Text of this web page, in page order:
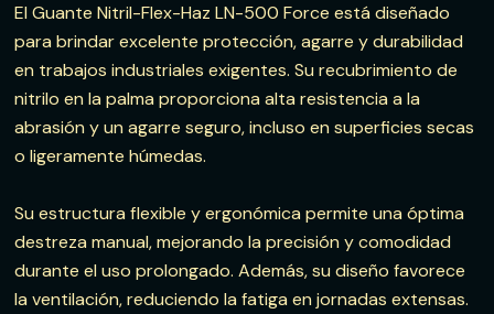
El Guante Nitril-Flex-Haz LN-500 Force está diseñado
para brindar excelente protección, agarre y durabilidad
en trabajos industriales exigentes. Su recubrimiento de
nitrilo en la palma proporciona alta resistencia a la
abrasión y un agarre seguro, incluso en superficies secas
o ligeramente húmedas.
Su estructura flexible y ergonómica permite una óptima
destreza manual, mejorando la precisión y comodidad
durante el uso prolongado. Además, su diseño favorece
la ventilación, reduciendo la fatiga en jornadas extensas.